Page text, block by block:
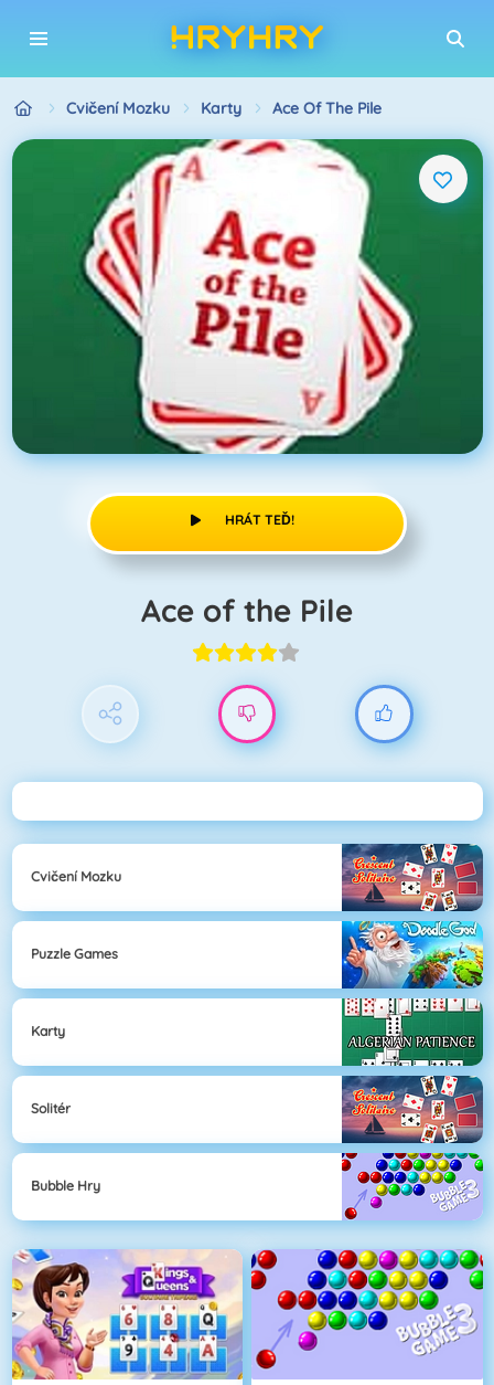
Cvičení Mozku Karty Ace Of The Pile
HRÁT TEĎ!
Ace of the Pile
Cvičení Mozku
Puzzle Games
Karty
Solitér
Bubble Hry